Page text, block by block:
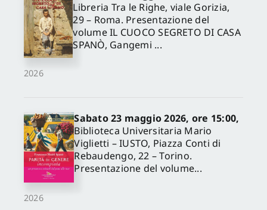
2026
Libreria Tra le Righe, viale Gorizia,
29 – Roma. Presentazione del
volume IL CUOCO SEGRETO DI CASA
SPANÒ, Gangemi ...
2026
Sabato 23 maggio 2026, ore 15:00,
Biblioteca Universitaria Mario
Viglietti – IUSTO, Piazza Conti di
Rebaudengo, 22 – Torino.
Presentazione del volume...